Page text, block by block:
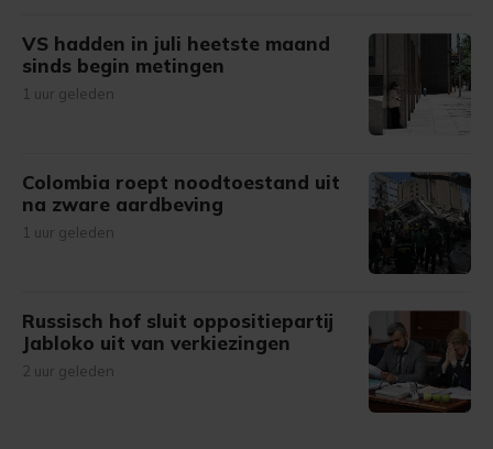
VS hadden in juli heetste maand
sinds begin metingen
1 uur geleden
Colombia roept noodtoestand uit
na zware aardbeving
1 uur geleden
Russisch hof sluit oppositiepartij
Jabloko uit van verkiezingen
2 uur geleden